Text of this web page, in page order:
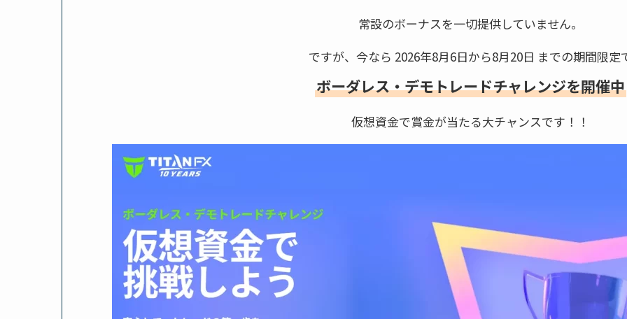
常設のボーナスを一切提供していません。
ですが、今なら 2026年8月6日から8月20日 までの期間限定
ボーダレス・デモトレードチャレンジを開催中
仮想資金で賞金が当たる大チャンスです！！